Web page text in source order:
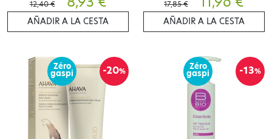
12,40 €
AÑADIR A LA CESTA
17,85 €
AÑADIR A LA CESTA
-20%
Zéro
gaspi -13%
Zéro
gaspi